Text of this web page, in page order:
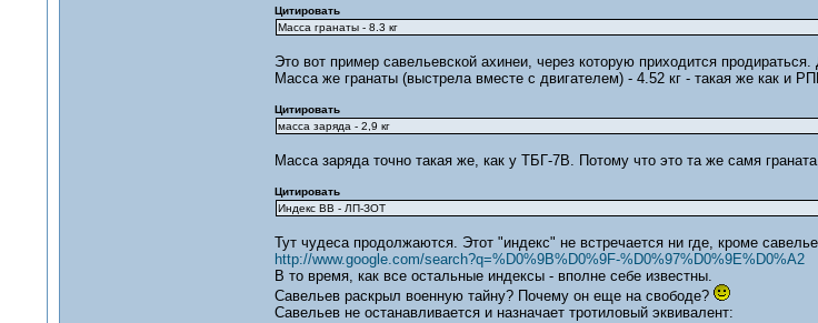
Цитировать
Масса гранаты - 8.3 кг
Это вот пример савельевской ахинеи, через которую приходится
Масса же гранаты (выстрела вместе с двигателем) - 4.52 кг - такая же как и
Цитировать
масса заряда - 2,9 кг
Масса заряда точно такая же, как у ТБГ-7В. Потому что это та же самя
Цитировать
Индекс ВВ - ЛП-ЗОТ
Тут чудеса продолжаются. Этот "индекс" не встречается ни где, кроме
http://www.google.com/search?q=%D0%9B%D0%9F-%D0%97%D0%9E%D0%A2
В то время, как все остальные индексы - вполне себе известны.
Савельев раскрыл военную тайну? Почему он еще на свободе?
Савельев не останавливается и назначает тротиловый эквивалент: